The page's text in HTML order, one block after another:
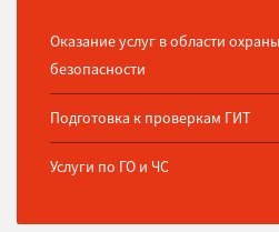
Оказание услуг в области
безопасности
Подготовка к проверкам ГИТ
Услуги по ГО и ЧС